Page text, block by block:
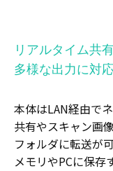
リアルタイム共
多様な出力に対
本体はLAN経由で
共有やスキャン画
フォルダに転送が
メモリやPCに保存